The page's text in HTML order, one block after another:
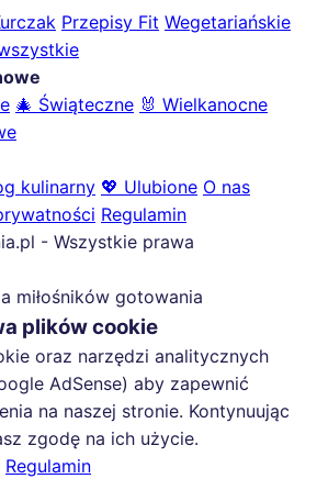
Przepisy Fit Wegetariańskie
🎄 Świąteczne 🐰 Wielkanocne
kulinarny 💖 Ulubione O nas
Regulamin
- Wszystkie prawa
miłośników gotowania
plików cookie
oraz narzędzi analitycznych
AdSense) aby zapewnić
na naszej stronie. Kontynuując
zgodę na ich użycie.
Regulamin